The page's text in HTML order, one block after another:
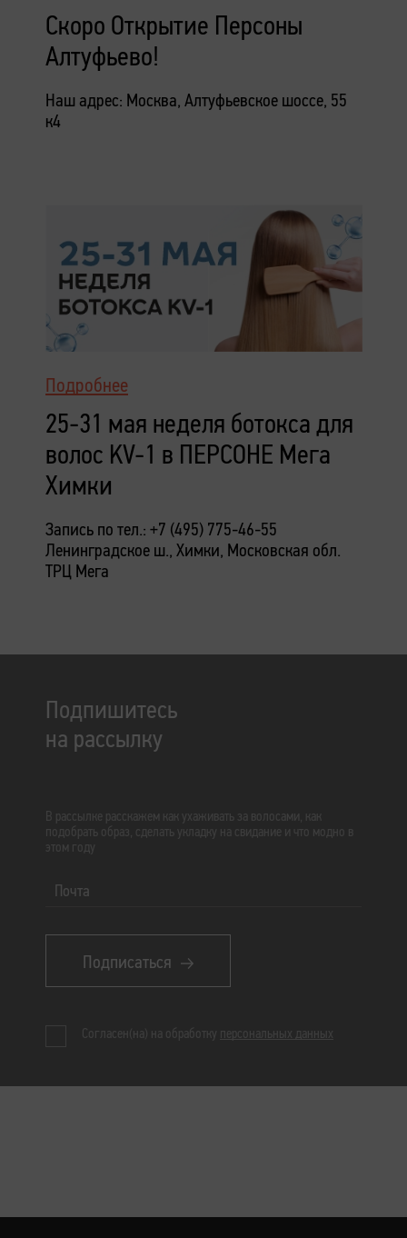
Скоро Открытие Персоны
Алтуфьево!
Наш адрес: Москва, Алтуфьевское шоссе, 55
к4
Подробнее
25-31 мая неделя ботокса для
волос KV-1 в ПЕРСОНЕ Мега
Химки
Запись по тел.: +7 (495) 775-46-55
Ленинградское ш., Химки, Московская обл.
ТРЦ Мега
Подпишитесь
на рассылку
В рассылке расскажем как ухаживать за волосами, как
подобрать образ, сделать укладку на свидание и что модно в
этом году
Почта
Подписаться
Согласен(на) на обработку персональных данных